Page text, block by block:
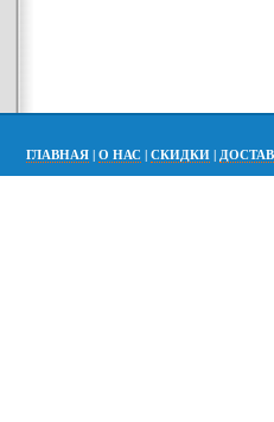
ГЛАВНАЯ | О НАС | СКИДКИ |